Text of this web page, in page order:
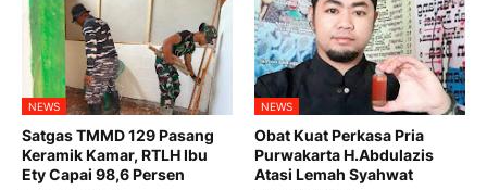
NEWS
Satgas TMMD 129 Pasang
Keramik Kamar, RTLH Ibu
Ety Capai 98,6 Persen
NEWS
Obat Kuat Perkasa Pria
Purwakarta H.Abdulazis
Atasi Lemah Syahwat